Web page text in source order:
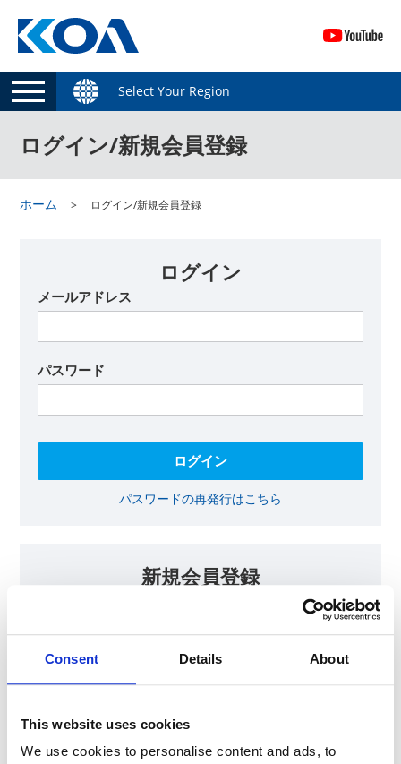
Consent Details About
This website uses cookies
We use cookies to personalise content and ads, to
Select Your Region
ログイン/新規会員登録
ホーム ログイン/新規会員登録
ログイン
メールアドレス
パスワード
パスワードの再発行はこちら
新規会員登録
KOAの会員ページでは、回路設計等に​お役立ていただける最新情報
をご提供しております。​会員登録いただいた方には、各種ご案内を
メールにてお届けいたします。
【会員限定コンテンツ】
抵抗器 温度分布シミュレータ
最新技術セミナー動画・資料
KOA Thermal Design Technology